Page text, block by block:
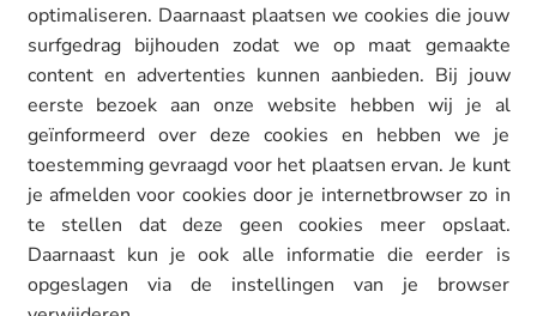
optimaliseren. Daarnaast plaatsen we cookies die jouw
surfgedrag bijhouden zodat we op maat gemaakte
content en advertenties kunnen aanbieden. Bij jouw
eerste bezoek aan onze website hebben wij je al
geïnformeerd over deze cookies en hebben we je
toestemming gevraagd voor het plaatsen ervan. Je kunt
je afmelden voor cookies door je internetbrowser zo in
te stellen dat deze geen cookies meer opslaat.
Daarnaast kun je ook alle informatie die eerder is
opgeslagen via de instellingen van je browser